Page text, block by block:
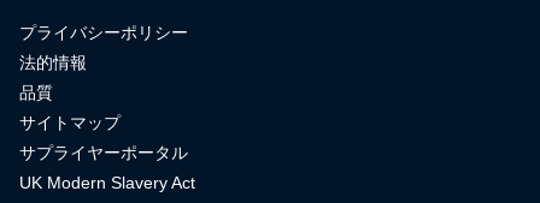
プライバシーポリシー
法的情報
品質
サイトマップ
サプライヤーポータル
UK Modern Slavery Act